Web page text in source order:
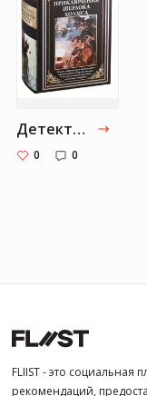
Детективы
0 0
FLIIST - это социальная
рекомендаций,